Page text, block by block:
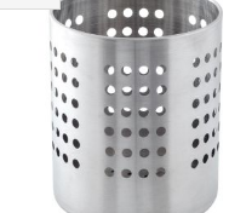
EINKAUFEN
NACH